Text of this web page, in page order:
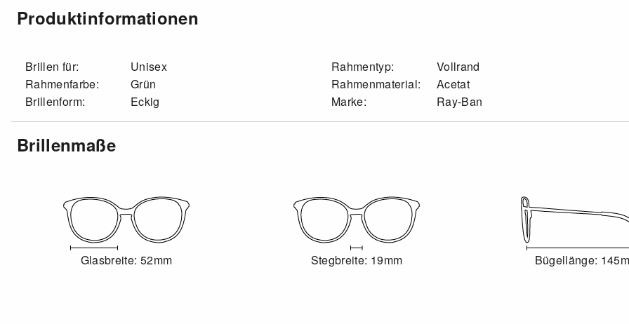
Produktinformationen
Brillen für:
Unisex
Rahmenfarbe:
Grün
Brillenform:
Eckig
Rahmentyp:
Vollrand
Rahmenmaterial:
Acetat
Marke:
Ray-Ban
Brillenmaße
Glasbreite: 52mm Stegbreite: 19mm Bügellänge: